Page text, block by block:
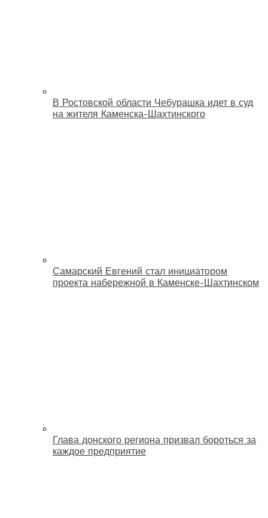
В Ростовской области Чебурашка идет в суд
на жителя Каменска-Шахтинского
Самарский Евгений стал инициатором
проекта набережной в Каменске-Шахтинском
Глава донского региона призвал бороться за
каждое предприятие